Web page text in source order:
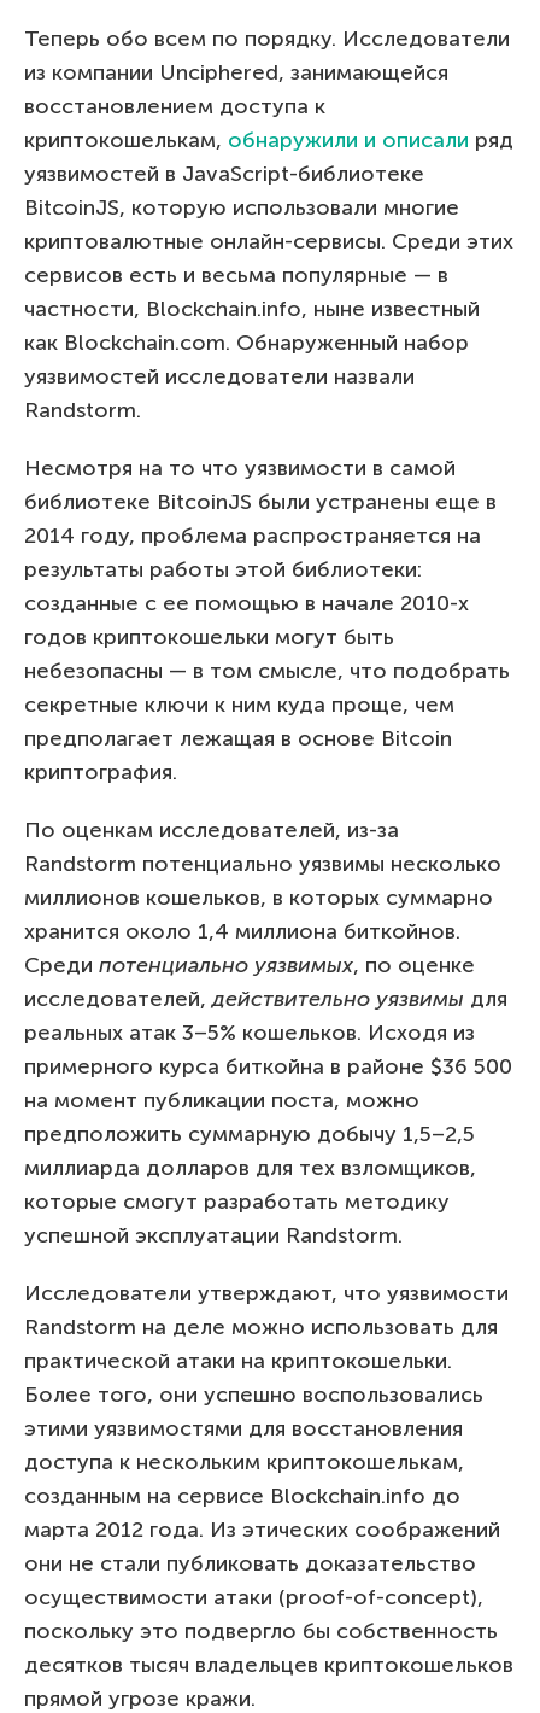
Теперь обо всем по порядку. Исследователи
из компании Unciphered, занимающейся
восстановлением доступа к
криптокошелькам, обнаружили и описали ряд
уязвимостей в JavaScript-библиотеке
BitcoinJS, которую использовали многие
криптовалютные онлайн-сервисы. Среди этих
сервисов есть и весьма популярные — в
частности, Blockchain.info, ныне известный
как Blockchain.com. Обнаруженный набор
уязвимостей исследователи назвали
Randstorm.
Несмотря на то что уязвимости в самой
библиотеке BitcoinJS были устранены еще в
2014 году, проблема распространяется на
результаты работы этой библиотеки:
созданные с ее помощью в начале 2010-х
годов криптокошельки могут быть
небезопасны — в том смысле, что подобрать
секретные ключи к ним куда проще, чем
предполагает лежащая в основе Bitcoin
криптография.
По оценкам исследователей, из-за
Randstorm потенциально уязвимы несколько
миллионов кошельков, в которых суммарно
хранится около 1,4 миллиона биткойнов.
Среди потенциально уязвимых, по оценке
исследователей,действительно уязвимы для
реальных атак 3–5% кошельков. Исходя из
примерного курса биткойна в районе $36 500
на момент публикации поста, можно
предположить суммарную добычу 1,5–2,5
миллиарда долларов для тех взломщиков,
которые смогут разработать методику
успешной эксплуатации Randstorm.
Исследователи утверждают, что уязвимости
Randstorm на деле можно использовать для
практической атаки на криптокошельки.
Более того, они успешно воспользовались
этими уязвимостями для восстановления
доступа к нескольким криптокошелькам,
созданным на сервисе Blockchain.info до
марта 2012 года. Из этических соображений
они не стали публиковать доказательство
осуществимости атаки (proof-of-concept),
поскольку это подвергло бы собственность
десятков тысяч владельцев криптокошельков
прямой угрозе кражи.